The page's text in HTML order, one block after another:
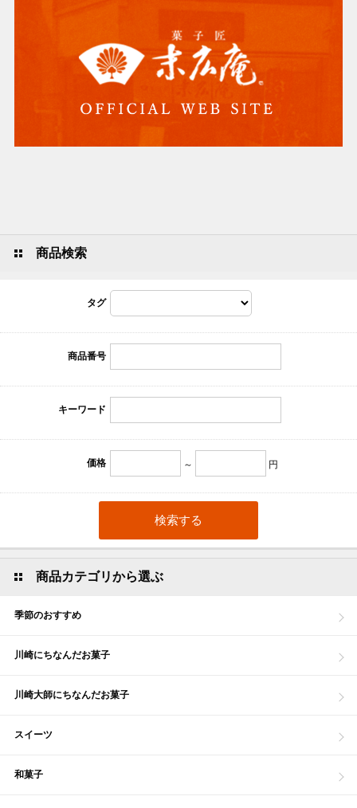
商品検索
タグ
商品番号
キーワード
価格 ～ 円
商品カテゴリから選ぶ
季節のおすすめ
川崎にちなんだお菓子
川崎大師にちなんだお菓子
スイーツ
和菓子